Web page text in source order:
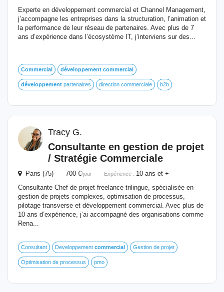
Experte en développement commercial et Channel Management,
j’accompagne les entreprises dans la structuration, l’animation et
la performance de leur réseau de partenaires. Avec plus de 7
ans d’expérience dans l’écosystème IT, j’interviens sur des...
Commercial développement commercial
développement partenaires direction commerciale b2b
Tracy G.
Consultante en gestion de projet
/ Stratégie Commerciale
Paris (75) 700 €/jour Expérience : 10 ans et +
Consultante Chef de projet freelance trilingue, spécialisée en
gestion de projets complexes, optimisation de processus,
pilotage transverse et développement commercial. Avec plus de
10 ans d’expérience, j’ai accompagné des organisations comme
Rena...
Consultant Developpement commercial Gestion de projet
Optimisation de processus pmo